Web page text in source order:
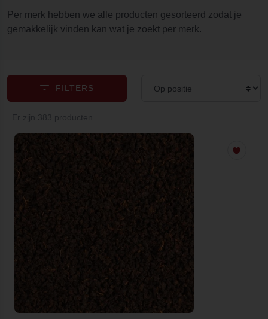
Per merk hebben we alle producten gesorteerd zodat je
gemakkelijk vinden kan wat je zoekt per merk.
FILTERS